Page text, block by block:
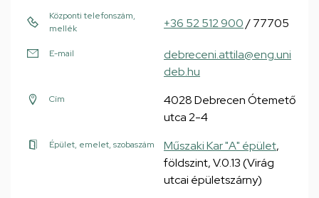
Központi telefonszám,
mellék
+36 52 512 900/ 77705
E-mail
debreceni.attila@eng.uni
deb.hu
Cím
4028 Debrecen Ótemető
utca 2-4
Épület, emelet, szobaszám Műszaki Kar "A" épület,
földszint, V.0.13 (Virág
utcai épületszárny)